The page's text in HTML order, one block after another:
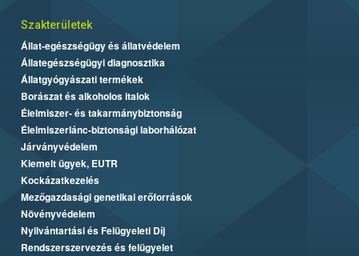
Szakterületek
Állat-egészségügy és állatvédelem
Állategészségügyi diagnosztika
Állatgyógyászati termékek
Borászat és alkoholos italok
Élelmiszer- és takarmánybiztonság
Élelmiszerlánc-biztonsági laborhálózat
Járványvédelem
Kiemelt ügyek, EUTR
Kockázatkezelés
Mezőgazdasági genetikai erőforrások
Növényvédelem
Nyilvántartási és Felügyeleti Díj
Rendszerszervezés és felügyelet